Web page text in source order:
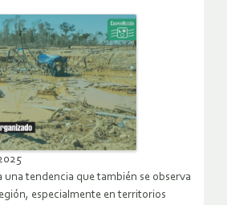
una tendencia que también se observa
especialmente en territorios